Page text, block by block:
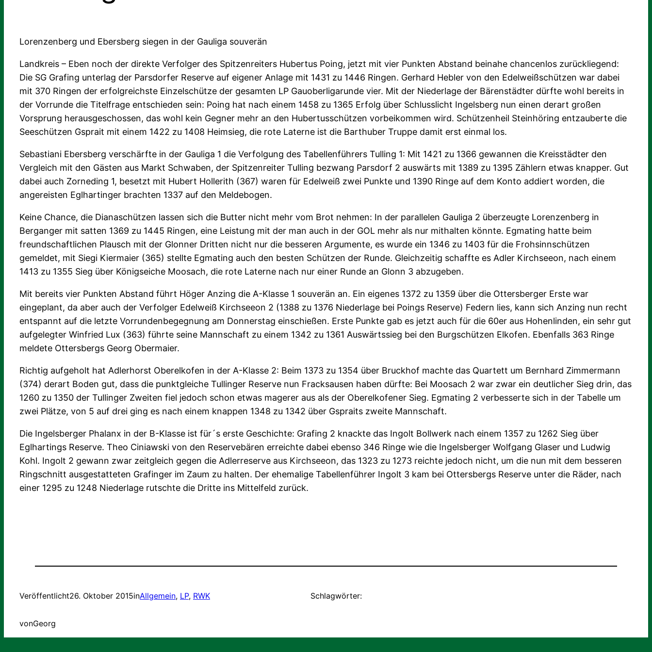
Lorenzenberg und Ebersberg siegen in der Gauliga souverän
Landkreis – Eben noch der direkte Verfolger des Spitzenreiters Hubertus Poing, jetzt mit vier Punkten Abstand beinahe chancenlos zurückliegend:
Die SG Grafing unterlag der Parsdorfer Reserve auf eigener Anlage mit 1431 zu 1446 Ringen. Gerhard Hebler von den Edelweißschützen war dabei
mit 370 Ringen der erfolgreichste Einzelschütze der gesamten LP Gauoberligarunde vier. Mit der Niederlage der Bärenstädter dürfte wohl bereits in
der Vorrunde die Titelfrage entschieden sein: Poing hat nach einem 1458 zu 1365 Erfolg über Schlusslicht Ingelsberg nun einen derart großen
Vorsprung herausgeschossen, das wohl kein Gegner mehr an den Hubertusschützen vorbeikommen wird. Schützenheil Steinhöring entzauberte die
Seeschützen Gsprait mit einem 1422 zu 1408 Heimsieg, die rote Laterne ist die Barthuber Truppe damit erst einmal los.
Sebastiani Ebersberg verschärfte in der Gauliga 1 die Verfolgung des Tabellenführers Tulling 1: Mit 1421 zu 1366 gewannen die Kreisstädter den
Vergleich mit den Gästen aus Markt Schwaben, der Spitzenreiter Tulling bezwang Parsdorf 2 auswärts mit 1389 zu 1395 Zählern etwas knapper. Gut
dabei auch Zorneding 1, besetzt mit Hubert Hollerith (367) waren für Edelweiß zwei Punkte und 1390 Ringe auf dem Konto addiert worden, die
angereisten Eglhartinger brachten 1337 auf den Meldebogen.
Keine Chance, die Dianaschützen lassen sich die Butter nicht mehr vom Brot nehmen: In der parallelen Gauliga 2 überzeugte Lorenzenberg in
Berganger mit satten 1369 zu 1445 Ringen, eine Leistung mit der man auch in der GOL mehr als nur mithalten könnte. Egmating hatte beim
freundschaftlichen Plausch mit der Glonner Dritten nicht nur die besseren Argumente, es wurde ein 1346 zu 1403 für die Frohsinnschützen
gemeldet, mit Siegi Kiermaier (365) stellte Egmating auch den besten Schützen der Runde. Gleichzeitig schaffte es Adler Kirchseeon, nach einem
1413 zu 1355 Sieg über Königseiche Moosach, die rote Laterne nach nur einer Runde an Glonn 3 abzugeben.
Mit bereits vier Punkten Abstand führt Höger Anzing die A-Klasse 1 souverän an. Ein eigenes 1372 zu 1359 über die Ottersberger Erste war
eingeplant, da aber auch der Verfolger Edelweiß Kirchseeon 2 (1388 zu 1376 Niederlage bei Poings Reserve) Federn lies, kann sich Anzing nun recht
entspannt auf die letzte Vorrundenbegegnung am Donnerstag einschießen. Erste Punkte gab es jetzt auch für die 60er aus Hohenlinden, ein sehr gut
aufgelegter Winfried Lux (363) führte seine Mannschaft zu einem 1342 zu 1361 Auswärtssieg bei den Burgschützen Elkofen. Ebenfalls 363 Ringe
meldete Ottersbergs Georg Obermaier.
Richtig aufgeholt hat Adlerhorst Oberelkofen in der A-Klasse 2: Beim 1373 zu 1354 über Bruckhof machte das Quartett um Bernhard Zimmermann
(374) derart Boden gut, dass die punktgleiche Tullinger Reserve nun Fracksausen haben dürfte: Bei Moosach 2 war zwar ein deutlicher Sieg drin, das
1260 zu 1350 der Tullinger Zweiten fiel jedoch schon etwas magerer aus als der Oberelkofener Sieg. Egmating 2 verbesserte sich in der Tabelle um
zwei Plätze, von 5 auf drei ging es nach einem knappen 1348 zu 1342 über Gspraits zweite Mannschaft.
Die Ingelsberger Phalanx in der B-Klasse ist für´s erste Geschichte: Grafing 2 knackte das Ingolt Bollwerk nach einem 1357 zu 1262 Sieg über
Eglhartings Reserve. Theo Ciniawski von den Reservebären erreichte dabei ebenso 346 Ringe wie die Ingelsberger Wolfgang Glaser und Ludwig
Kohl. Ingolt 2 gewann zwar zeitgleich gegen die Adlerreserve aus Kirchseeon, das 1323 zu 1273 reichte jedoch nicht, um die nun mit dem besseren
Ringschnitt ausgestatteten Grafinger im Zaum zu halten. Der ehemalige Tabellenführer Ingolt 3 kam bei Ottersbergs Reserve unter die Räder, nach
einer 1295 zu 1248 Niederlage rutschte die Dritte ins Mittelfeld zurück.
Veröffentlicht26. Oktober 2015inAllgemein, LP, RWK
vonGeorg
Schlagwörter: